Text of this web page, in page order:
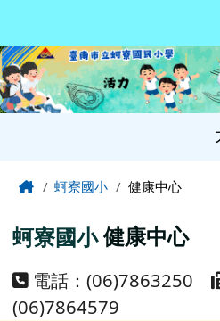
Home蚵寮國小 健康中心
蚵寮國小健康中心
電話：(06)7863250
(06)7864579